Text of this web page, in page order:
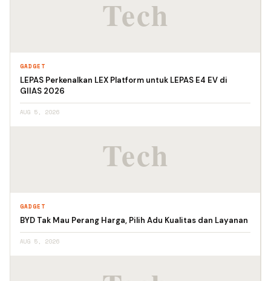
GADGET
LEPAS Perkenalkan LEX Platform untuk LEPAS E4 EV di
GIIAS 2026
AUG 5, 2026
GADGET
BYD Tak Mau Perang Harga, Pilih Adu Kualitas dan Layanan
AUG 5, 2026